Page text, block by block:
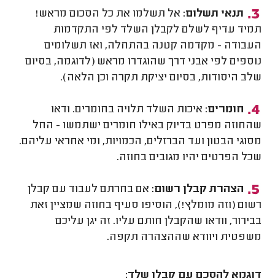
תנאי תשלום: אל תשלמו את כל הסכום מראש!
תמיד עדיף לשלם לקבלן השלד לפי התקדמות
העבודה - מקדמה קטנה בהתחלה, ואז תשלומים
נוספים לפי אבני דרך שהוגדרו מראש (לדוגמה, בסיום
שלב היסודות, בסיום יציקת תקרה וכן הלאה).
חומרים: איכות השלד תלויה בחומרים. ודאו
שהחוזה מפרט בדיוק באילו חומרים ישתמשו - החל
מסוגי הבטון ועד הברזלים, הכמויות, ומי אחראי עליהם.
שכל הפרטים יהיו מגובים בחוזה.
הצהרת קבלן רשום: אם בחרתם לעבוד עם קבלן
רשום (וזה מומלץ!), הוסיפו סעיף בחוזה שמציין זאת
בבירור, וודאו שהקבלן חותם עליו. זה יגן עליכם
משפטית ויוודא שההצהרה תקפה.
דוגמא להסכם עם קבלן שלד: